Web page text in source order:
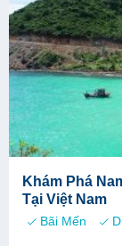
Khám Phá
Tại Việt Nam
Bãi Mến